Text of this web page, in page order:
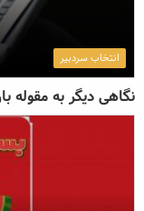
انتخاب سردبیر
نگاهی دیگر به مقوله